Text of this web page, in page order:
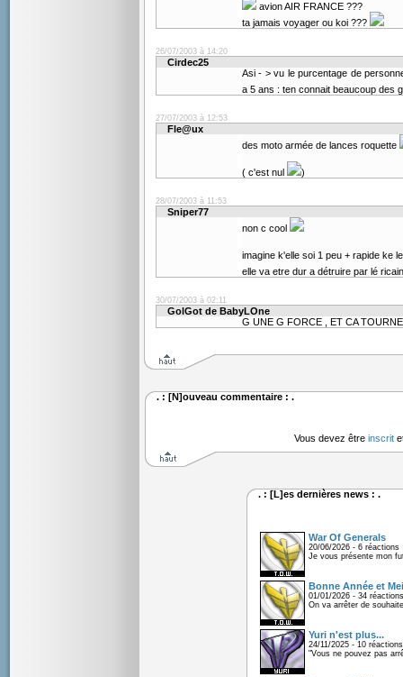
avion AIR FRANCE ???
ta jamais voyager ou koi ???
26/07/2003 à 14:20
Cirdec25
Asi - > vu le purcentage de
a 5 ans : ten connait beaucoup des
27/07/2003 à 12:53
Fle@ux
des moto armée de lances roquette
( c'est nul )
28/07/2003 à 11:53
Sniper77
non c cool
imagine k'elle soi 1 peu + rapide ke
elle va etre dur a détruire par lé
30/07/2003 à 02:11
GolGot de BabyLOne
G UNE G FORCE , ET CA TOURNE
. : [N]ouveau commentaire : .
Vous devez être inscrit
. : [L]es dernières news : .
War Of Generals
20/06/2026 - 6 réactions
Je vous présente mon
Bonne Année et
01/01/2026 - 34 réactions
On va arrêter de
Yuri n'est plus...
24/11/2025 - 10 réactions
"Vous ne pouvez pas